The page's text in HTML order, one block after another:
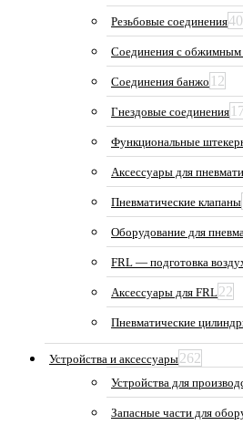
Резьбовые соединения40
Соединения с обжимным
Соединения банжо 12
Гнездовые соединения 17
Функциональные
Аксессуары для
Пневматические клапаны
Оборудование для
FRL — подготовка
Аксессуары для FRL22
Пневматические
Устройства и аксессуары262
Устройства для
Запасные части для